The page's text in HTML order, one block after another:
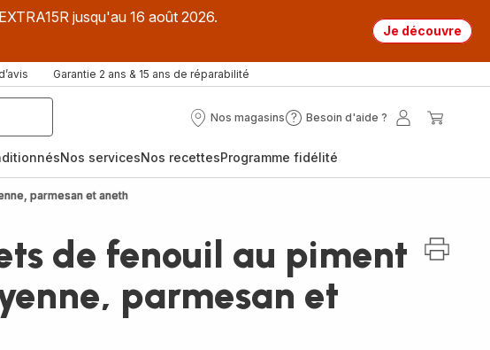
jusqu'au 16 août 2026.
Je découvre
Garantie 2 ans & 15 ans de réparabilité
Nos magasins
Nos
Besoin d'aide ?
Besoin
?
Mon
Nos servicesNos recettesProgramme fidélité
parmesan et aneth
de fenouil au piment
parmesan et